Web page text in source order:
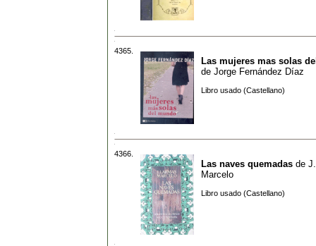
4365.
Las mujeres mas solas
de Jorge Fernández Díaz
Libro usado (Castellano)
4366.
Las naves quemadas de
Marcelo
Libro usado (Castellano)